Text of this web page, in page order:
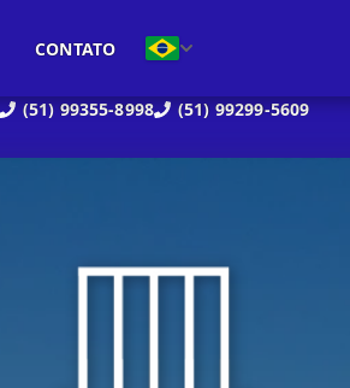
(51) 99355-8998 (51) 99299-5609
CONTATO